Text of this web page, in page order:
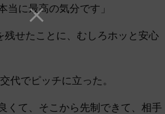
当に最高の気分です」
せたことに、むしろホッと安心
でピッチに立った。
くて、そこから先制できて、相手